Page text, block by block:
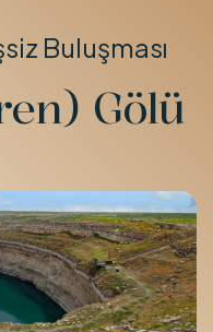
Buluşması
Gölü